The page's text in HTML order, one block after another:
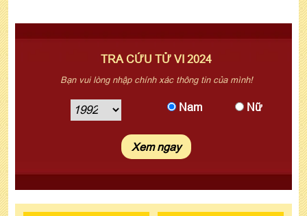
TRA CỨU TỬ VI 2024
Bạn vui lòng nhập chính xác thông tin của mình!
Nam Nữ